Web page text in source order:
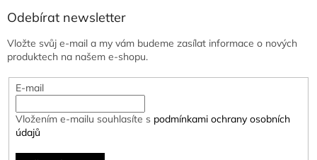
Odebírat newsletter
Vložte svůj e-mail a my vám budeme zasílat informace o nových
produktech na našem e-shopu.
E-mail
Vložením e-mailu souhlasíte s podmínkami ochrany osobních
údajů